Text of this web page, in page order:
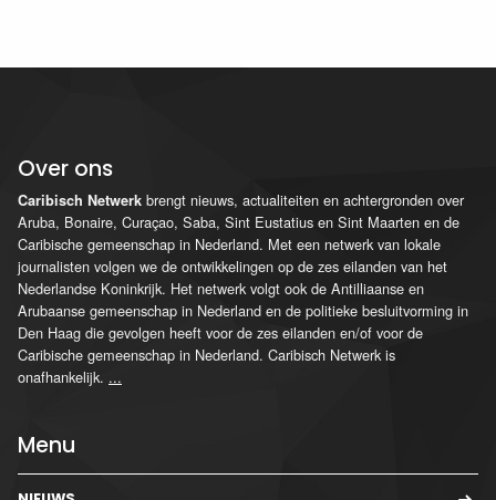
Over ons
Caribisch Netwerk brengt nieuws, actualiteiten en achtergronden over
Aruba, Bonaire, Curaçao, Saba, Sint Eustatius en Sint Maarten en de
Caribische gemeenschap in Nederland. Met een netwerk van lokale
journalisten volgen we de ontwikkelingen op de zes eilanden van het
Nederlandse Koninkrijk. Het netwerk volgt ook de Antilliaanse en
Arubaanse gemeenschap in Nederland en de politieke besluitvorming in
Den Haag die gevolgen heeft voor de zes eilanden en/of voor de
Caribische gemeenschap in Nederland. Caribisch Netwerk is
onafhankelijk. ...
Menu